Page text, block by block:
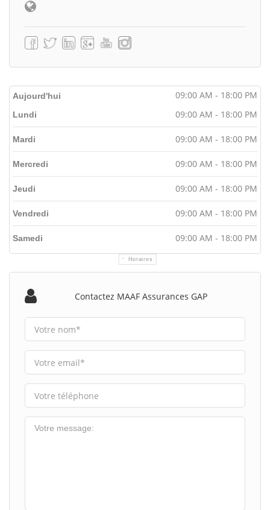
Aujourd'hui 09:00 AM - 18:00 PM
Horaires
Lundi 09:00 AM - 18:00 PM
Mardi 09:00 AM - 18:00 PM
Mercredi 09:00 AM - 18:00 PM
Jeudi 09:00 AM - 18:00 PM
Vendredi 09:00 AM - 18:00 PM
Samedi 09:00 AM - 18:00 PM
Contactez MAAF Assurances GAP